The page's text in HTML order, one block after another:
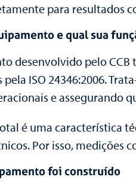
para resultados
e qual sua
desenvolvido pelo CCB
pela ISO 24346:2006.
e assegurando
é uma característica
Por isso, medições
foi construído